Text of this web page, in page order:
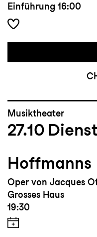
Einführung 16:00
Musiktheater
27.10
Hoffmanns
Oper von Jacques
Grosses Haus
19:30